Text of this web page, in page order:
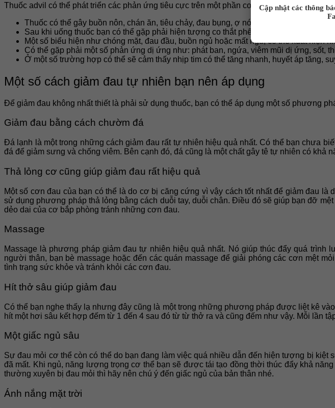
Thuốc advil có thể phát triển các phản ứng tiêu cực trên một phần cơ thể như sau:
Thuốc có thể gây buồn nôn, chán ăn, tiêu chảy, đau bụng, ợ nóng hoặc nhiệt miệng
Sau khi uống thuốc bạn có thể gặp phải hiện tượng co thắt phế quản và gây ra thở khò
Một số biểu hiện như chóng mặt, đau đầu, buồn ngủ hoặc mất ngủ, có thể xuất hiện
Có thể gặp phải một số phản ứng dị ứng như: phát ban, ngứa, viêm mũi dị ứng, sốt,
Ở một số trường hợp có thể sẽ cảm thấy nhịp tim có thể tăng nhanh, huyết áp tăng,
Một số cách giảm đau tự nhiên bạn nên áp dụng
Để giảm đau không nhất thiết là phải sử dụng thuốc, bạn có thể áp dụng một số phương
Giảm đau bằng cách chườm đá
Đá lạnh là một trong những cách giảm đau rất tự nhiên hiệu quả nhất. Có thể bạn chưa
đá để giảm sưng và chống viêm. Bên cạnh đó, đá cũng là một chất gây tê tự nhiên có khả
Thả lỏng cơ cũng giúp giảm đau rất hiệu quả
Một số cơn đau của bạn có thể là do cơ bị căng cứng vì vậy cách tốt nhất để giảm đau
sử dụng phương pháp thả lỏng bằng cách duỗi tay, duỗi chân. Điều đó sẽ giúp bạn đỡ
dẻo dai của cơ bắp phòng tránh những cơn đau.
Massage
Massage là phương pháp giảm đau tự nhiên hiệu quả nhất. Nó giúp thúc đẩy quá
người thân, bạn bè massage hoặc đến các quán massage để giải phóng các cơn mệt
tình trạng sức khỏe và tránh khỏi các cơn đau.
Hít thở sâu giúp giảm đau
Có thể bạn nghe thấy lạ nhưng đây cũng là một trong những phương pháp được liệt kê
hít một hơi sâu kết hợp đếm từ 1 đến 4 sau đó từ từ thở ra và cũng đếm như vậy. Mỗi lần
Một giấc ngủ sâu
Sự đau mỏi cơ thể còn có thể do bạn đang làm việc quá nhiều dẫn đến hiện tượng bị
đã mất. Khi ngủ, năng lượng trọng cơ thể bạn sẽ được tái tạo đồng thời thúc đẩy khả
thường xuyên bị đau mỏi thì hãy nên chú ý đến giấc ngủ của bản thân nhé.
Ánh nắng mặt trời
Cập nhật các thông